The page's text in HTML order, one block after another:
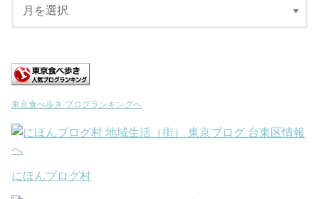
東京食べ歩き ブログランキングへ
にほんブログ村